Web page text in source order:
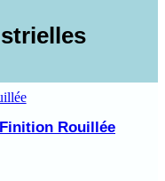
Rouillée